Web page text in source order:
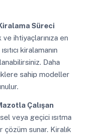
Süreci
ihtiyaçlarınıza en
kiralamanın
Daha
sahip modeller
Çalışan
veya geçici ısıtma
çözüm sunar. Kiralık